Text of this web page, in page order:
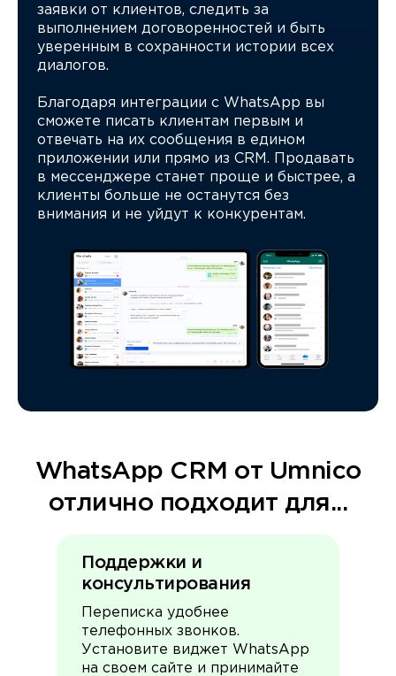
заявки от клиентов, следить за
выполнением договоренностей и быть
уверенным в сохранности истории всех
диалогов.
Благодаря интеграции с WhatsApp вы
сможете писать клиентам первым и
отвечать на их сообщения в едином
приложении или прямо из CRM. Продавать
в мессенджере станет проще и быстрее, а
клиенты больше не останутся без
внимания и не уйдут к конкурентам.
WhatsApp CRM от Umnico
отлично подходит для...
Поддержки и
консультирования
Переписка удобнее
телефонных звонков.
Установите виджет WhatsApp
на своем сайте и принимайте